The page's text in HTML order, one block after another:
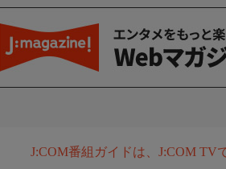
J:COM番組ガイドは、J:COM TV